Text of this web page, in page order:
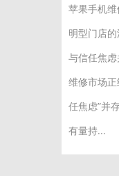
苹果手机维
明型门店
与信任焦
维修市场正
任焦虑”并
有量持...